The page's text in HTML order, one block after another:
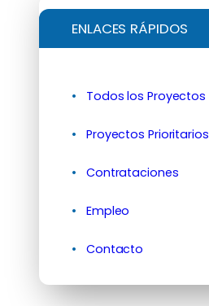
ENLACES RÁPIDOS
Todos los Proyectos
Proyectos Prioritarios
Contrataciones
Empleo
Contacto